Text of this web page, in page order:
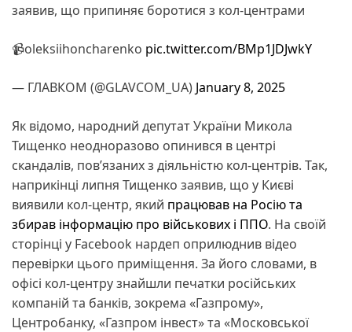
заявив, що припиняє боротися з кол-центрами
📹oleksiihoncharenko pic.twitter.com/BMp1JDJwkY
— ГЛАВКОМ (@GLAVCOM_UA) January 8, 2025
Як відомо, народний депутат України Микола
Тищенко неодноразово опинився в центрі
скандалів, пов’язаних з діяльністю кол-центрів. Так,
наприкінці липня Тищенко заявив, що у Києві
виявили кол-центр, який працював на Росію та
збирав інформацію про військових і ППО. На своїй
сторінці у Facebook нардеп оприлюднив відео
перевірки цього приміщення. За його словами, в
офісі кол-центру знайшли печатки російських
компаній та банків, зокрема «Газпрому»,
Центробанку, «Газпром інвест» та «Московської